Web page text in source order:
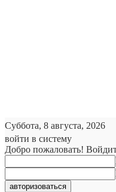
Суббота, 8 августа, 2026
войти в систему
Добро пожаловать!